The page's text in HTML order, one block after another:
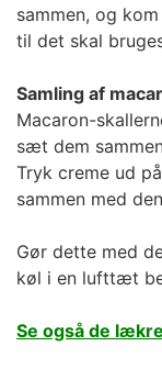
sammen, og
til det skal
Samling af
Macaron-
sæt dem
Tryk creme ud
sammen med
Gør dette med
køl i en lufttæt
Se også de